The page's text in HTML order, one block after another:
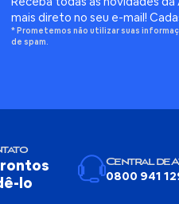
mais direto no seu e-mail!
* Prometemos não utilizar suas
de spam.
lo
Central de
0800 941